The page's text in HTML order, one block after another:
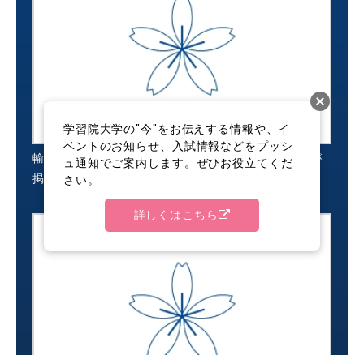
輸送経済新聞に経済学部経営学科・河合教授の記事が
掲載されました
学習院大学の"今"をお伝えする情報や、イ
ベントのお知らせ、入試情報などをプッシ
ュ通知でご案内します。ぜひお役立てくだ
さい。
詳しくはこちら